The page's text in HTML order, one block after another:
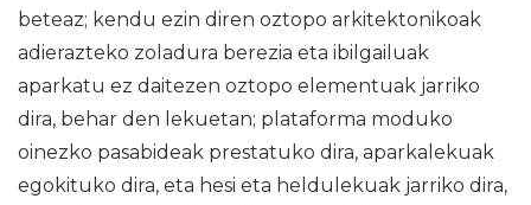
beteaz; kendu ezin diren oztopo arkitektonikoak
adierazteko zoladura berezia eta ibilgailuak
aparkatu ez daitezen oztopo elementuak jarriko
dira, behar den lekuetan; plataforma moduko
oinezko pasabideak prestatuko dira, aparkalekuak
egokituko dira, eta hesi eta heldulekuak jarriko dira,